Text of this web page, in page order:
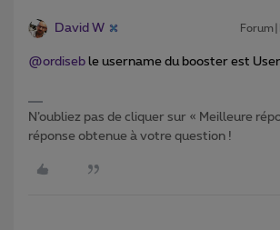
David W
@ordiseb le username du booster est User
N’oubliez pas de cliquer sur « Meilleure
réponse obtenue à votre question !